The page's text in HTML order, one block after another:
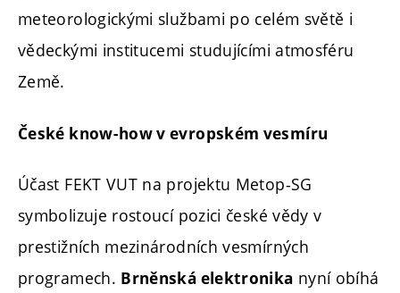
meteorologickými službami po celém světě i
vědeckými institucemi studujícími atmosféru
Země.
České know-how v evropském vesmíru
Účast FEKT VUT na projektu Metop-SG
symbolizuje rostoucí pozici české vědy v
prestižních mezinárodních vesmírných
programech. Brněnská elektronika nyní obíhá